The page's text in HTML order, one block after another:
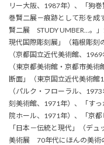
リー大阪、1987年）、「狗
巻賢二展－痕跡として形を
賢二展 STUDY UMBER…。
現代国際彫刻展」（箱根彫刻
（京都国立近代美術館、
（東京都美術館・京都市美
断面」（東京国立近代美術館
（パルク・フローラル、
刻美術館、1971年）、「す
院ホール、1971年）、「京
「日本－伝統と現代」（デ
美術展 70年代にほんの美術